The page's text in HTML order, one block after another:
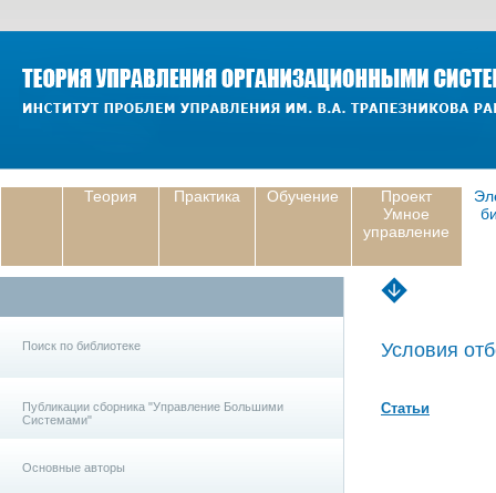
Теория Практика Обучение
Проект
Умное
управление
Поиск по библиотеке
Публикации сборника "Управление Большими
Системами"
Основные авторы
Условия
Статьи